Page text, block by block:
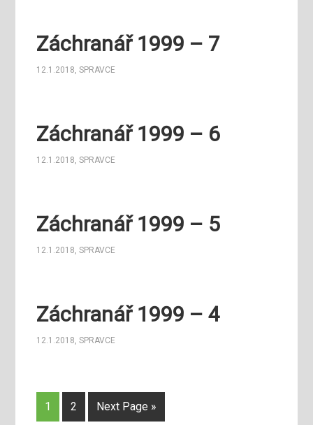
Záchranář 1999 – 7
12.1.2018,SPRAVCE
Záchranář 1999 – 6
12.1.2018,SPRAVCE
Záchranář 1999 – 5
12.1.2018,SPRAVCE
Záchranář 1999 – 4
12.1.2018,SPRAVCE
1 2 Next Page »